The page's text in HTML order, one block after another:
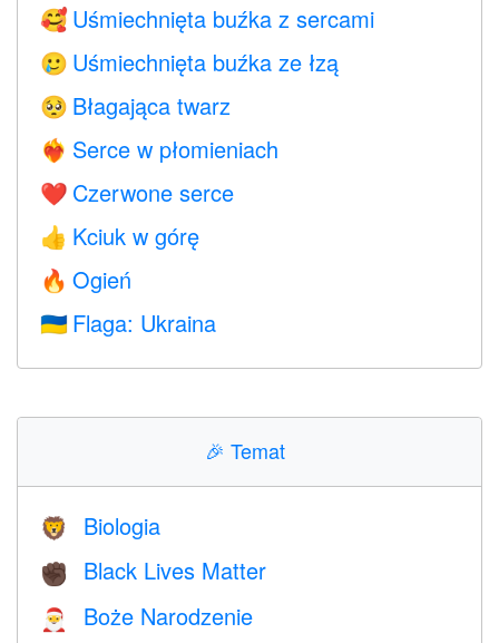
🥰 Uśmiechnięta buźka z sercami
🥲 Uśmiechnięta buźka ze łzą
🥺 Błagająca twarz
❤️‍🔥 Serce w płomieniach
❤️ Czerwone serce
👍 Kciuk w górę
🔥 Ogień
🇺🇦 Flaga: Ukraina
🎉 Temat
🦁 Biologia
✊🏿 Black Lives Matter
🎅 Boże Narodzenie